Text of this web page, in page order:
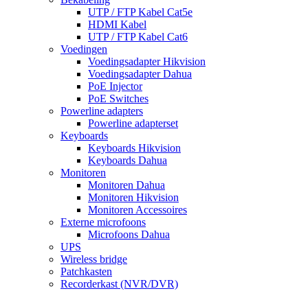
UTP / FTP Kabel Cat5e
HDMI Kabel
UTP / FTP Kabel Cat6
Voedingen
Voedingsadapter Hikvision
Voedingsadapter Dahua
PoE Injector
PoE Switches
Powerline adapters
Powerline adapterset
Keyboards
Keyboards Hikvision
Keyboards Dahua
Monitoren
Monitoren Dahua
Monitoren Hikvision
Monitoren Accessoires
Externe microfoons
Microfoons Dahua
UPS
Wireless bridge
Patchkasten
Recorderkast (NVR/DVR)